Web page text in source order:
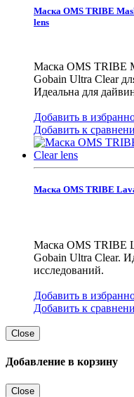
Маска OMS TRIBE
lens
Маска OMS TRIBE
Gobain Ultra Clear
Идеальна для
Добавить в
Добавить к
Маска OMS TRIBE
Маска OMS TRIBE
Gobain Ultra Clear.
исследований.
Добавить в
Добавить к
Close
Добавление в корзину
Close